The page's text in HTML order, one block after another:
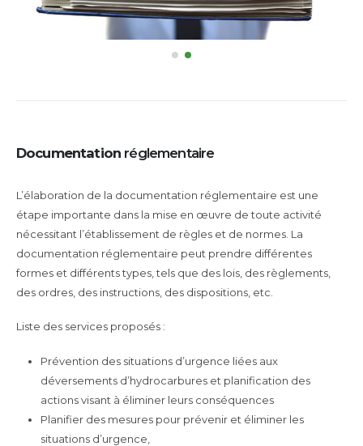
Documentation réglementaire
L’élaboration de la documentation réglementaire est une
étape importante dans la mise en œuvre de toute activité
nécessitant l’établissement de règles et de normes. La
documentation réglementaire peut prendre différentes
formes et différents types, tels que des lois, des règlements,
des ordres, des instructions, des dispositions, etc.
Liste des services proposés :
Prévention des situations d’urgence liées aux
déversements d’hydrocarbures et planification des
actions visant à éliminer leurs conséquences
Planifier des mesures pour prévenir et éliminer les
situations d’urgence,